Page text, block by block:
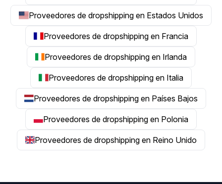
Proveedores de dropshipping en Estados Unidos
Proveedores de dropshipping en Francia
Proveedores de dropshipping en Irlanda
Proveedores de dropshipping en Italia
Proveedores de dropshipping en Países Bajos
Proveedores de dropshipping en Polonia
Proveedores de dropshipping en Reino Unido